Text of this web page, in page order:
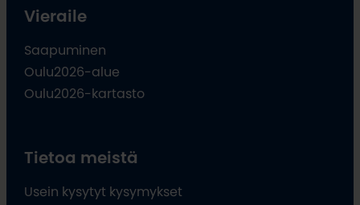
Vieraile
Saapuminen
Oulu2026-alue
Oulu2026-kartasto
Tietoa meistä
Usein kysytyt kysymykset